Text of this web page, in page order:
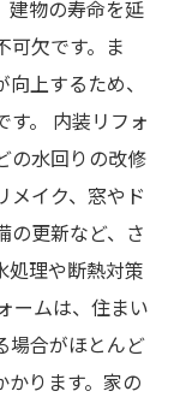
建物の寿命を延
可欠です。ま
上するため、
す。 内装リフォ
の水回りの改修
メイク、窓やド
の更新など、さ
処理や断熱対策
ームは、住まい
場合がほとんど
かります。家の